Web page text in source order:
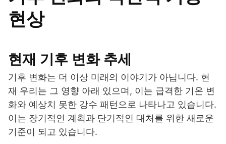
현상
현재 기후 변화 추세
기후 변화는 더 이상 미래의 이야기가 아닙니다. 현
재 우리는 그 영향 아래 있으며, 이는 급격한 기온 변
화와 예상치 못한 강수 패턴으로 나타나고 있습니다.
이는 장기적인 계획과 단기적인 대처를 위한 새로운
기준이 되고 있습니다.